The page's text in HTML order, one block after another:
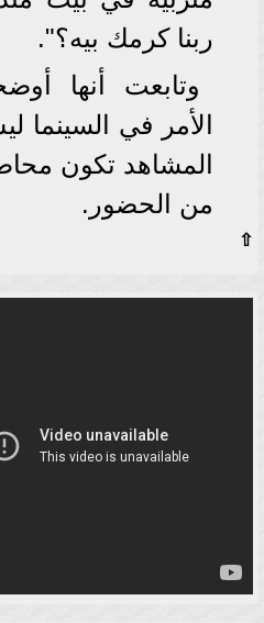
ربنا كرمك بيه؟".
وتابعت أنها
الأمر في
المشاهد تكون
من الحضور.
⇧